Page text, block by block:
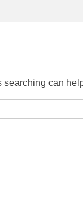
searching can